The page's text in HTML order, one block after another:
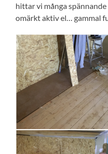
hittar vi många
omärkt aktiv el… gammal